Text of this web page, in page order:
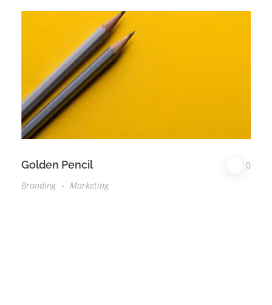
Golden Pencil
0
Branding
Marketing